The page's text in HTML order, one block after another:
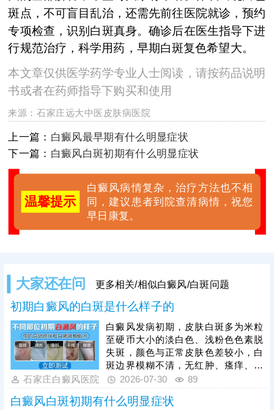
斑点，不可盲目乱治，还需先前往医院就诊，预约
专项检查，识别白斑真身。确诊后在医生指导下进
行规范治疗，科学用药，早期白斑复色希望大。
本文章仅供医学药学专业人士阅读，请按药品说明
书或者在药师指导下购买和使用
来源：石家庄远大中医皮肤病医院
上一篇： 白癜风最早期有什么明显症状
下一篇： 白癜风白斑初期有什么明显症状
温馨提示
白癜风病情复杂，治疗方法也不相
同，建议患者到院查清病情，祝您
早日康复。
大家还在问 更多相关/相似白癜风/白斑问题
初期白癜风的白斑是什么样子的
白癜风发病初期，皮肤白斑多为米粒
至硬币大小的淡白色、浅粉色色素脱
失斑，颜色与正常皮肤色差较小，白
斑边界模糊不清，无红肿、瘙痒、脱
屑等不适感，白斑数量较少，多为单
损，触感与正常皮肤一致。白癜风具
石家庄白癜风医院 2026-07-30 89
白癜风白斑初期有什么明显症状